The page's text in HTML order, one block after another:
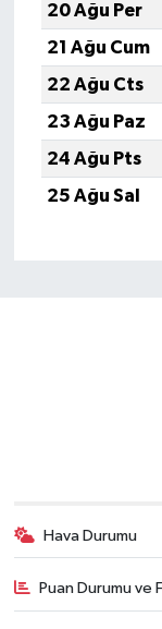
20 Ağu Per
21 Ağu Cum
22 Ağu Cts
23 Ağu Paz
24 Ağu Pts
25 Ağu Sal
Hava Durumu
Puan Durumu ve